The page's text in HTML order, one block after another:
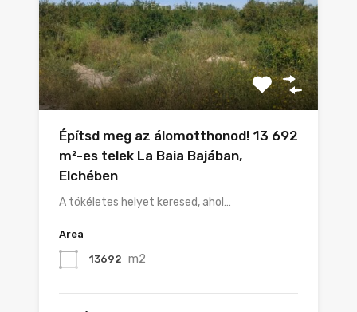
Építsd meg az álomotthonod! 13 692
m²-es telek La Baia Bajában,
Elchében
A tökéletes helyet keresed, ahol…
Area
13692 m2